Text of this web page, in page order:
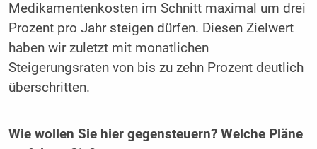
Medikamentenkosten im Schnitt maximal um drei
Prozent pro Jahr steigen dürfen. Diesen Zielwert
haben wir zuletzt mit monatlichen
Steigerungsraten von bis zu zehn Prozent deutlich
überschritten.
Wie wollen Sie hier gegensteuern? Welche Pläne